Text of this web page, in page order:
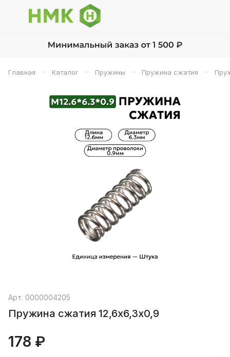
Главная – Каталог – Пружины – Пружина сжатия –
Арт. 0000004205
Пружина сжатия 12,6х6,3х0,9
178 ₽